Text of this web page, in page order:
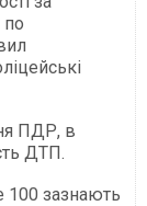
по
ПДР, в
ДТП.
100 зазнають